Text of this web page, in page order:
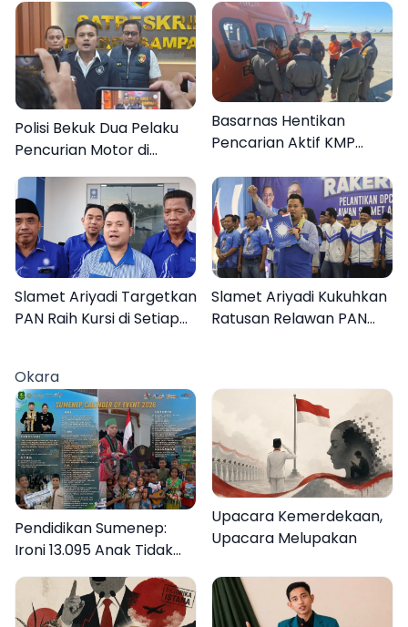
Polisi Bekuk Dua Pelaku
Pencurian Motor di
Bajrasokah Sampang
Basarnas Hentikan
Pencarian Aktif KMP
Orang Masih Hilang
Slamet Ariyadi Targetkan
PAN Raih Kursi di Setiap
Slamet Ariyadi Kukuhkan
Ratusan Relawan PAN
Rakyat
Okara
Pendidikan Sumenep:
Ironi 13.095 Anak Tidak
Sekolah Menyaksikan
Semarak Festival
Kalender Event 2026
Upacara Kemerdekaan,
Upacara Melupakan